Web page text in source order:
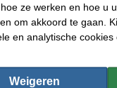
ze werken en hoe u
om akkoord te gaan.
en analytische
Weigeren